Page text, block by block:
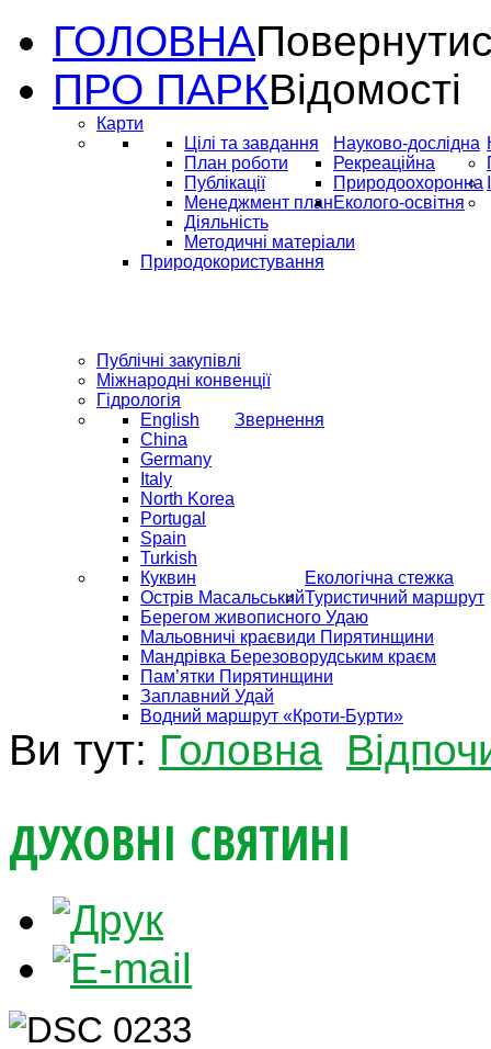
ГОЛОВНА
ПРО ПАРКВідомості
Карти
Науково-дослідна
Цілі та завдання
План роботи
Публікації
Менеджмент план
Рекреаційна
Природоохоронна
Еколого-освітня
Діяльність
Методичні матеріали
Природокористування
Публічні закупівлі
Міжнародні конвенції
Гідрологія
Звернення
English
China
Germany
Italy
North Korea
Portugal
Spain
Turkish
Екологічна стежка
Куквин
Острів МасальськийТуристичний маршрут
Берегом живописного Удаю
Мальовничі краєвиди Пирятинщини
Мандрівка Березоворудським краєм
Пам’ятки Пирятинщини
Заплавний Удай
Водний маршрут «Кроти-Бурти»
Ви тут: Головна
ДУХОВНІ СВЯТИНІ